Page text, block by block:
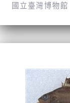
國立臺灣博物館